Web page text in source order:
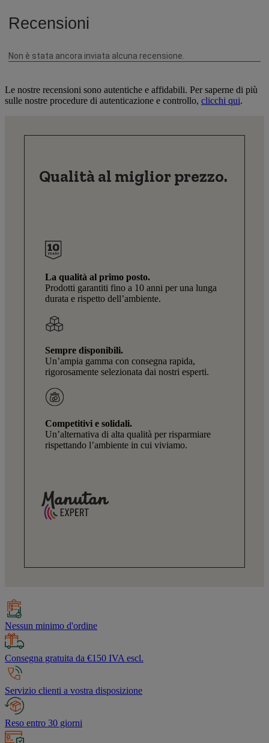
Le nostre recensioni sono autentiche e affidabili. Per saperne di più
sulle nostre procedure di autenticazione e controllo, clicchi qui.
Qualità al miglior prezzo.
La qualità al primo posto.
Prodotti garantiti fino a 10 anni per una lunga
durata e rispetto dell’ambiente.
Sempre disponibili.
Un’ampia gamma con consegna rapida,
rigorosamente selezionata dai nostri esperti.
Competitivi e solidali.
Un’alternativa di alta qualità per risparmiare
rispettando l’ambiente in cui viviamo.
Nessun minimo d'ordine
Consegna gratuita da €150 IVA escl.
Servizio clienti a vostra disposizione
Reso entro 30 giorni